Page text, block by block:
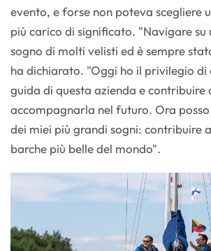
evento, e forse non poteva scegliere
più carico di significato. "Navigare su
sogno di molti velisti ed è sempre
ha dichiarato. "Oggi ho il privilegio di
guida di questa azienda e contribuire
accompagnarla nel futuro. Ora
dei miei più grandi sogni: contribuire
barche più belle del mondo".